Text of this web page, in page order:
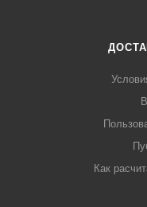
Как